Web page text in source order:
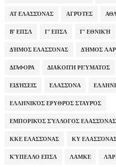
ΑΤ ΕΛΑΣΣΌΝΑΣ ΑΓΡΌΤΕΣ
Β' ΕΠΣΛ Γ' ΕΠΣΛ Γ' ΕΘΝΙΚΉ
ΔΉΜΟΣ ΕΛΑΣΣΌΝΑΣ ΔΉΜΟΣ
ΔΙΆΦΟΡΑ ΔΙΑΚΟΠΉ ΡΕΎΜΑΤΟΣ
ΕΙΔΉΣΕΙΣ ΕΛΑΣΣΌΝΑ
ΕΛΛΗΝΙΚΌΣ ΕΡΥΘΡΌΣ ΣΤΑΥΡΌΣ
ΕΜΠΟΡΙΚΌΣ ΣΎΛΛΟΓΟΣ ΕΛΑΣΣΌΝΑΣ
ΚΚΕ ΕΛΑΣΣΌΝΑΣ ΚΥ
ΚΎΠΕΛΛΟ ΕΠΣΛ ΛΑΜΚΕ